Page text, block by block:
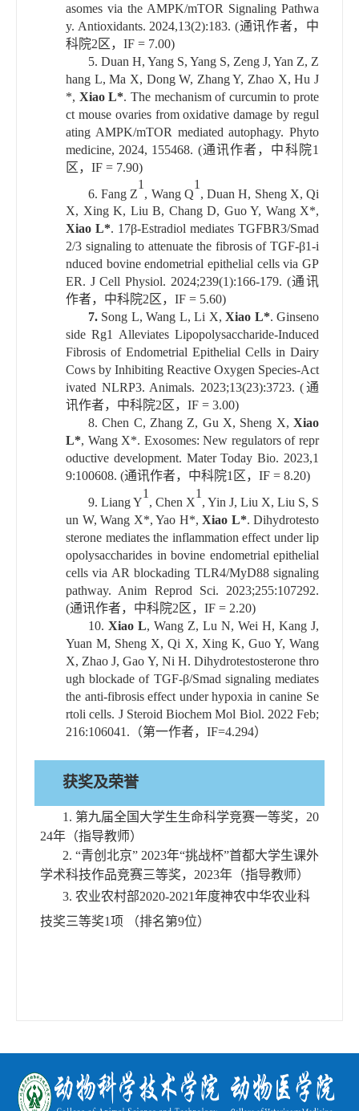
asomes via the AMPK/mTOR Signaling Pathwa
y. Antioxidants. 2024,13(2):183. (通讯作者，中
科院2 区， IF = 7.00)
5. Duan H, Yang S, Yang S, Zeng J, Yan Z, Z
hang L, Ma X, Dong W, Zhang Y, Zhao X, Hu J
*, Xiao L*. The mechanism of curcumin to prote
ct mouse ovaries from oxidative damage by regul
ating AMPK/mTOR mediated autophagy. Phyto
medicine, 2024, 155468. (通讯作者，中科院1
区， IF = 7.90)
6.Fang Z
1
, Wang Q
1
, Duan H, Sheng X, Qi
X, Xing K, Liu B, Chang D, Guo Y, Wang X*,
Xiao L*. 17β-Estradiol mediates TGFBR3/Smad
2/3 signaling to attenuate the fibrosis of TGF-β1-i
nduced bovine endometrial epithelial cells via GP
ER. J Cell Physiol. 2024;239(1):166-179. (通讯
作者，中科院2 区， IF = 5.60)
7. Song L, Wang L, Li X,Xiao L*. Ginseno
side Rg1 Alleviates Lipopolysaccharide-Induced
Fibrosis of Endometrial Epithelial Cells in Dairy
Cows by Inhibiting Reactive Oxygen Species-Act
ivated NLRP3. Animals. 2023;13(23):3723. (通
讯作者，中科院2 区， IF = 3.00)
8.Chen C, Zhang Z, Gu X, Sheng X,Xiao
L*, Wang X*. Exosomes: New regulators of repr
oductive development. Mater Today Bio. 2023,1
9:100608. (通讯作者，中科院1 区， IF = 8.20)
9. Liang Y
1
, Chen X
1
, Yin J, Liu X, Liu S, S
un W, Wang X*, Yao H*, Xiao L*. Dihydrotesto
sterone mediates the inflammation effect under lip
opolysaccharides in bovine endometrial epithelial
cells via AR blockading TLR4/MyD88 signaling
pathway. Anim Reprod Sci. 2023;255:107292.
(通讯作者，中科院2 区， IF = 2.20)
10. Xiao L, Wang Z, Lu N, Wei H, Kang J,
Yuan M, Sheng X, Qi X, Xing K, Guo Y, Wang
X, Zhao J, Gao Y, Ni H. Dihydrotestosterone thro
ugh blockade of TGF-β/Smad signaling mediates
the anti-fibrosis effect under hypoxia in canine Se
rtoli cells. J Steroid Biochem Mol Biol. 2022 Feb;
216:106041. （第一作者， IF=4.294）
获奖及荣誉
1. 第九届全国大学生生命科学竞赛一等奖， 20
24年（指导教师）
2. “青创北京” 2023年“挑战杯”首都大学生课外
学术科技作品竞赛三等奖， 2023年（指导教师）
3. 农业农村部2020-2021年度神农中华农业科
技奖三等奖1项 （排名第9位）